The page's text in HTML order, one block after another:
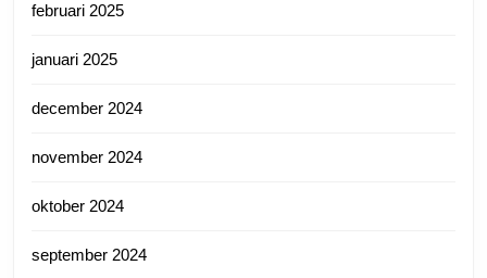
februari 2025
januari 2025
december 2024
november 2024
oktober 2024
september 2024